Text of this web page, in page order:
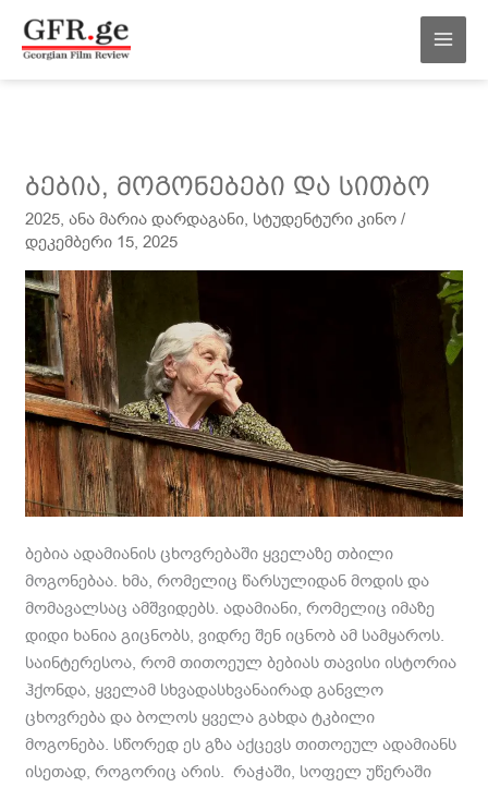
გადასვლა
ბებია, მოგონებები და სითბო
2025,ანა მარია დარდაგანი, სტუდენტური კინო /
დეკემბერი 15, 2025
ბებია ადამიანის ცხოვრებაში ყველაზე თბილი
მოგონებაა. ხმა, რომელიც წარსულიდან მოდის და
მომავალსაც ამშვიდებს. ადამიანი, რომელიც იმაზე
დიდი ხანია გიცნობს, ვიდრე შენ იცნობ ამ სამყაროს.
საინტერესოა, რომ თითოეულ ბებიას თავისი ისტორია
ჰქონდა, ყველამ სხვადასხვანაირად განვლო
ცხოვრება და ბოლოს ყველა გახდა ტკბილი
მოგონება. სწორედ ეს გზა აქცევს თითოეულ ადამიანს
ისეთად, როგორიც არის. რაჭაში, სოფელ უწერაში
ბებია,
მოგონებები
და